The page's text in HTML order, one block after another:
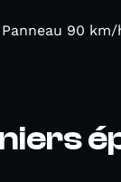
90 km/